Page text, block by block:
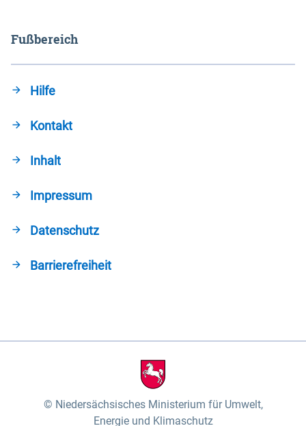
Fußbereich
Hilfe
Kontakt
Inhalt
Impressum
Datenschutz
Barrierefreiheit
Niedersächsisches Ministerium für Umwelt,
Energie und Klimaschutz